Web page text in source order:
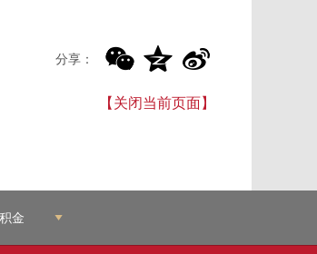
分享：
【关闭当前页面】
金